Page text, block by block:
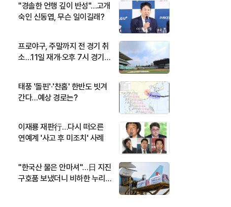
"경솔한 언행 깊이 반성"…고개
숙인 신동엽, 무슨 일이길래?
프로야구, 주말까지 전 경기 취
소…11일 재개·오후 7시 경기
태풍 '돌핀'·'찬홈' 한반도 빗겨
간다…예상 경로는?
이재룡 재판行…다시 떠오른
연예계 '사고 후 미조치' 사례
"한국산 물은 안마셔"…日 지진
구호품 보냈더니 비하한 누리